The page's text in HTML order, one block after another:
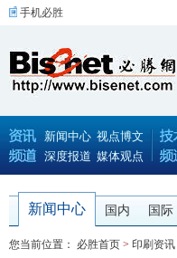
手机必胜
新闻中心 视点博文
深度报道 媒体观点
新闻中心 国内 国际
您当前位置： 必胜首页 > 印刷资讯